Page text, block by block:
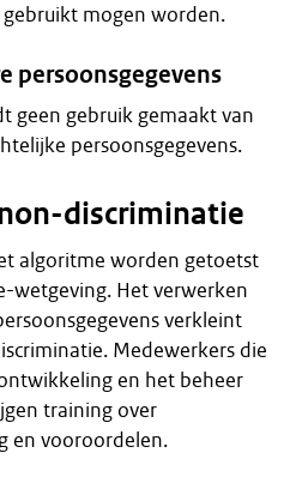
mogen worden.
persoonsgegevens
geen gebruik gemaakt van
persoonsgegevens.
discriminatie
algoritme worden getoetst
wetgeving. Het verwerken
verkleint
Medewerkers die
en het beheer
training over
en vooroordelen.